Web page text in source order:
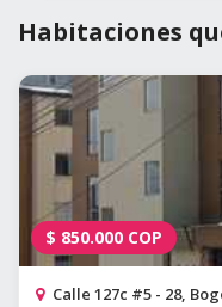
Habitaciones
$ 850.000 COP
Calle 127c #5 - 28,